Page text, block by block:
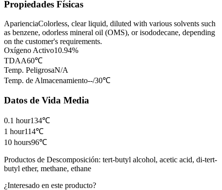
Propiedades Físicas
AparienciaColorless, clear liquid, diluted with various solvents such
as benzene, odorless mineral oil (OMS), or isododecane, depending
on the customer's requirements.
Oxígeno Activo10.94%
TDAA60℃
Temp. PeligrosaN/A
Temp. de Almacenamiento--/30℃
Datos de Vida Media
0.1 hour134℃
1 hour114℃
10 hours96℃
Productos de Descomposición: tert-butyl alcohol, acetic acid, di-tert-
butyl ether, methane, ethane
¿Interesado en este producto?